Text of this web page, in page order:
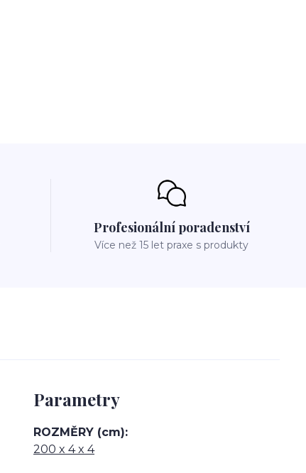
Profesionální poradenství
Více než 15 let praxe s produkty
Parametry
ROZMĚRY (cm)
200 x 4 x 4